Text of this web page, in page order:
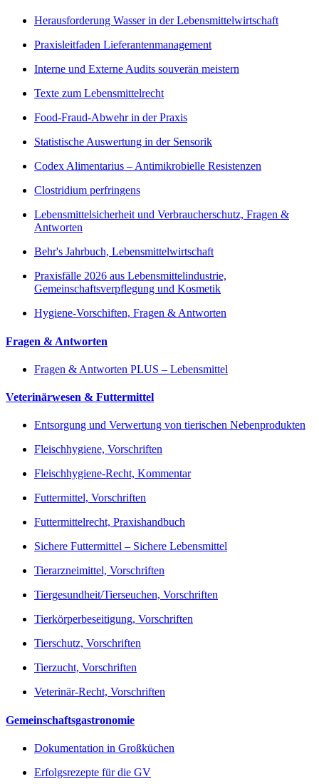
Herausforderung Wasser in der Lebensmittelwirtschaft
Praxisleitfaden Lieferantenmanagement
Interne und Externe Audits souverän meistern
Texte zum Lebensmittelrecht
Food-Fraud-Abwehr in der Praxis
Statistische Auswertung in der Sensorik
Codex Alimentarius – Antimikrobielle Resistenzen
Clostridium perfringens
Lebensmittelsicherheit und Verbraucherschutz, Fragen &
Antworten
Behr's Jahrbuch, Lebensmittelwirtschaft
Praxisfälle 2026 aus Lebensmittelindustrie,
Gemeinschaftsverpflegung und Kosmetik
Hygiene-Vorschiften, Fragen & Antworten
Fragen & Antworten
Fragen & Antworten PLUS – Lebensmittel
Veterinärwesen & Futtermittel
Entsorgung und Verwertung von tierischen Nebenprodukten
Fleischhygiene, Vorschriften
Fleischhygiene-Recht, Kommentar
Futtermittel, Vorschriften
Futtermittelrecht, Praxishandbuch
Sichere Futtermittel – Sichere Lebensmittel
Tierarzneimittel, Vorschriften
Tiergesundheit/Tierseuchen, Vorschriften
Tierkörperbeseitigung, Vorschriften
Tierschutz, Vorschriften
Tierzucht, Vorschriften
Veterinär-Recht, Vorschriften
Gemeinschaftsgastronomie
Dokumentation in Großküchen
Erfolgsrezepte für die GV